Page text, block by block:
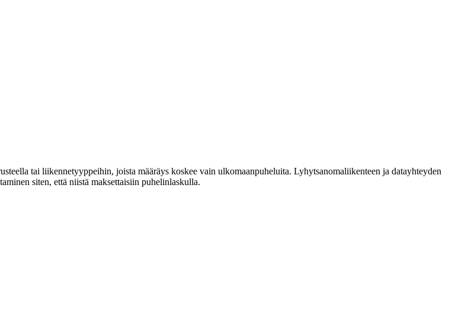
tai liikennetyyppeihin, joista määräys koskee vain ulkomaanpuheluita. Lyhytsanomaliikenteen ja datayhteyden
siten, että niistä maksettaisiin puhelinlaskulla.